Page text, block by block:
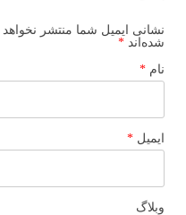
نشانی ایمیل شما منتشر
شده‌اند *
نام *
ایمیل *
وبلاگ